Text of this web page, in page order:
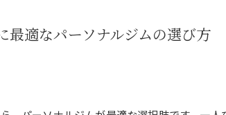
最適なパーソナルジムの選び方